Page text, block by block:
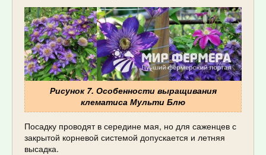
Рисунок 7. Особенности выращивания
клематиса Мульти Блю
Посадку проводят в середине мая, но для саженцев с
закрытой корневой системой допускается и летняя
высадка.